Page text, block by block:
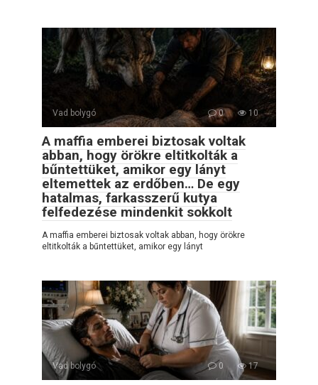
Vad bolygó 0 10
A maffia emberei biztosak voltak
abban, hogy örökre eltitkolták a
bűntettüket, amikor egy lányt
eltemettek az erdőben… De egy
hatalmas, farkasszerű kutya
felfedezése mindenkit sokkolt
A maffia emberei biztosak voltak abban, hogy örökre
eltitkolták a bűntettüket, amikor egy lányt
Vad bolygó 0 17